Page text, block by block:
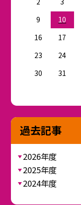
9
10
16
17
23
24
30
31
過去記事
2026年度
2025年度
2024年度